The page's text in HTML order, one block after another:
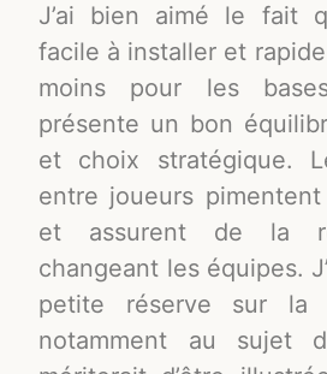
J’ai bien aimé le fait
facile à installer et
moins pour les
présente un bon
et choix stratégique.
entre joueurs
et assurent de la
changeant les équipes.
petite réserve sur la
notamment au sujet